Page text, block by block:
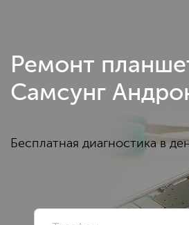
Ремонт
Самсунг
Бесплатная диагностика в